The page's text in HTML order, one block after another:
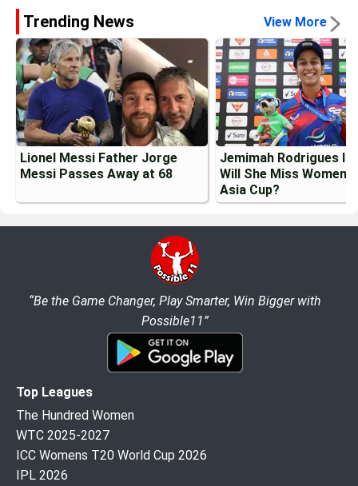
Trending News View More
Lionel Messi Father Jorge
Messi Passes Away at 68
Jemimah Rodrigues
Will She Miss Womens
Asia Cup?
“Be the Game Changer, Play Smarter, Win Bigger with
Possible11”
Top Leagues
The Hundred Women
WTC 2025-2027
ICC Womens T20 World Cup 2026
IPL 2026